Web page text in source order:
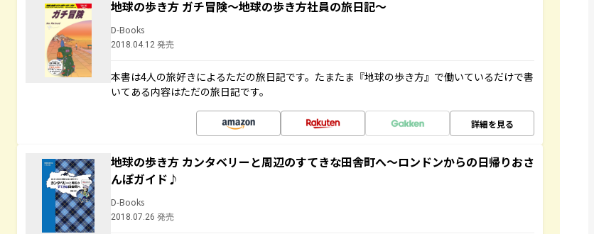
地球の歩き方 ガチ冒険～地球の歩き方社員の旅日記～
D-Books
2018.04.12 発売
本書は4人の旅好きによるただの旅日記です。たまたま『地球の歩き方』で働いているだけで書
いてある内容はただの旅日記です。
詳細を見る
地球の歩き方 カンタベリーと周辺のすてきな田舎町へ～ロンドンからの日帰りおさ
んぽガイド♪
D-Books
2018.07.26 発売